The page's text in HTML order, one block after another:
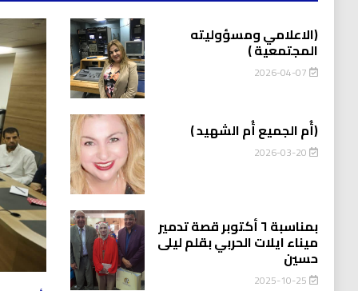
(الاعلامي ومسؤوليته
المجتمعية )
2026-04-07
(أُم الجميع أُم الشهيد )
2026-03-20
بمناسبة ٦ أكتوبر قصة تدمير
ميناء ايلات الحربي بقلم ليلى
حسين
2025-10-25